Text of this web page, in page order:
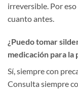
irreversible. Por
cuanto antes.
¿Puedo tomar
medicación para la
Sí, siempre con
Consulta siempre